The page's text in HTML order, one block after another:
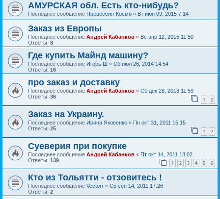
АМУРСКАЯ обл. Есть кто-нибудь?
Последнее сообщение Прецессия-Космо « Вт июн 09, 2015 7:14
Заказ из Европы
Последнее сообщение Андрей Кабанков « Вс апр 12, 2015 11:50
Ответы: 8
Где купить Майнд машину?
Последнее сообщение Игорь Ш « Сб июл 26, 2014 14:54
Ответы: 16
про заказ и доставку
Последнее сообщение Андрей Кабанков « Сб дек 28, 2013 11:59
Ответы: 36 1 2
Заказ на Украину.
Последнее сообщение Ирина Яковенко « Пн окт 31, 2011 15:15
Ответы: 25 1 2
Суеверия при покупке
Последнее сообщение Андрей Кабанков « Пт окт 14, 2011 13:02
Ответы: 139 1 2 3 4 5 6
Кто из Тольятти - отзовитесь !
Последнее сообщение Vectorr « Ср сен 14, 2011 17:26
Ответы: 2